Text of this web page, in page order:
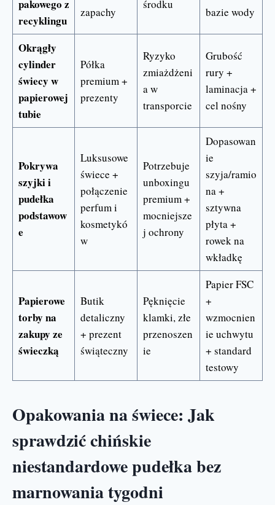
pakowego z
recyklingu
zapachy
środku
bazie wody
Okrągły
cylinder
świecy w
papierowej
tubie
Półka
premium +
prezenty
Ryzyko
zmiażdżeni
a w
transporcie
Grubość
rury +
laminacja +
cel nośny
Pokrywa
szyjki i
pudełka
podstawow
e
Luksusowe
świece +
połączenie
perfum i
kosmetykó
w
Potrzebuje
unboxingu
premium +
mocniejsze
j ochrony
Dopasowan
ie
szyja/ramio
na +
sztywna
płyta +
rowek na
wkładkę
Papierowe
torby na
zakupy ze
świeczką
Butik
detaliczny
+ prezent
świąteczny
Pęknięcie
klamki, złe
przenoszen
ie
Papier FSC
+
wzmocnien
ie uchwytu
+ standard
testowy
Opakowania na świece: Jak
sprawdzić chińskie
niestandardowe pudełka bez
marnowania tygodni